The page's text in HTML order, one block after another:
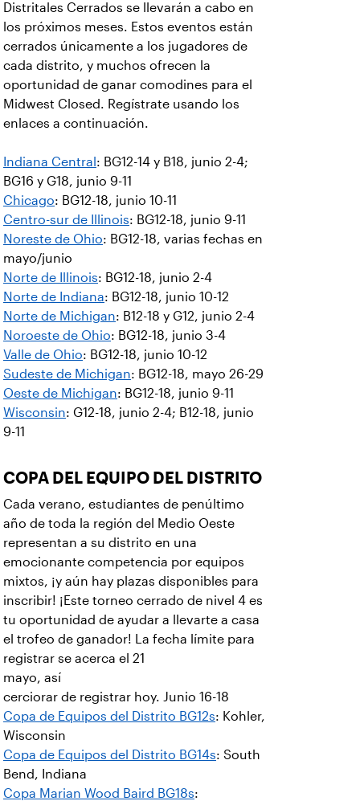
Distritales Cerrados se llevarán a cabo en
los próximos meses. Estos eventos están
cerrados únicamente a los jugadores de
cada distrito, y muchos ofrecen la
oportunidad de ganar comodines para el
Midwest Closed. Regístrate usando los
enlaces a continuación.
Indiana Central : BG12-14 y B18, junio 2-4;
BG16 y G18, junio 9-11
Chicago: BG12-18, junio 10-11
Centro-sur de Illinois: BG12-18, junio 9-11
Noreste de Ohio: BG12-18, varias fechas en
mayo/junio
Norte de Illinois: BG12-18, junio 2-4
Norte de Indiana: BG12-18, junio 10-12
Norte de Michigan: B12-18 y G12, junio 2-4
Noroeste de Ohio: BG12-18, junio 3-4
Valle de Ohio: BG12-18, junio 10-12
Sudeste de Michigan: BG12-18, mayo 26-29
Oeste de Michigan: BG12-18, junio 9-11
Wisconsin: G12-18, junio 2-4; B12-18, junio
9-11
COPA DEL EQUIPO DEL DISTRITO
Cada verano, estudiantes de penúltimo
año de toda la región del Medio Oeste
representan a su distrito en una
emocionante competencia por equipos
mixtos, ¡y aún hay plazas disponibles para
inscribir! ¡Este torneo cerrado de nivel 4 es
tu oportunidad de ayudar a llevarte a casa
el trofeo de ganador! La fecha límite para
registrar se acerca el 21
mayo, así
cerciorar de registrar hoy. Junio 16-18
Copa de Equipos del Distrito BG12s: Kohler,
Wisconsin
Copa de Equipos del Distrito BG14s: South
Bend, Indiana
Copa Marian Wood Baird BG18s: